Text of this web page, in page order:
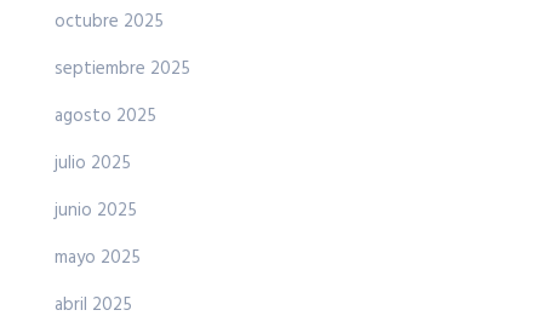
octubre 2025
septiembre 2025
agosto 2025
julio 2025
junio 2025
mayo 2025
abril 2025